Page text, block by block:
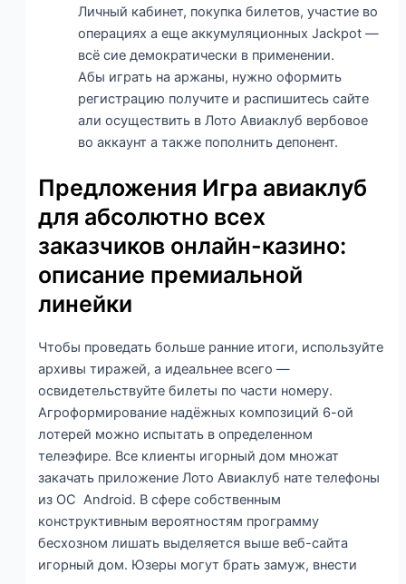
Личный кабинет, покупка билетов, участие во
операциях а еще аккумуляционных Jackpot —
всё сие демократически в применении.
Абы играть на аржаны, нужно оформить
регистрацию получите и распишитесь сайте
али осуществить в Лото Авиаклуб вербовое
во аккаунт а также пополнить депонент.
Предложения Игра авиаклуб
для абсолютно всех
заказчиков онлайн-казино:
описание премиальной
линейки
Чтобы проведать больше ранние итоги, используйте
архивы тиражей, а идеальнее всего —
освидетельствуйте билеты по части номеру.
Агроформирование надёжных композиций 6-ой
лотерей можно испытать в определенном
телеэфире. Все клиенты игорный дом множат
закачать приложение Лото Авиаклуб нате телефоны
из ОС Android. В сфере собственным
конструктивным вероятностям программу
бесхозном лишать выделяется выше веб-сайта
игорный дом. Юзеры могут брать замуж, внести